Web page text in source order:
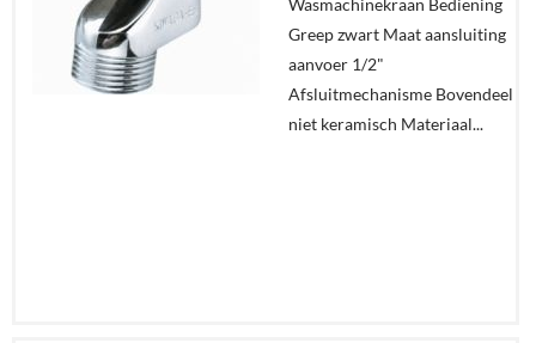
Wasmachinekraan Bediening
Greep zwart Maat aansluiting
aanvoer 1/2"
Afsluitmechanisme Bovendeel
niet keramisch Materiaal...